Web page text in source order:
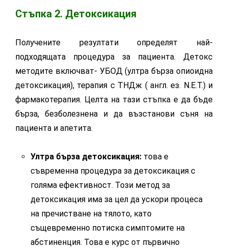
Стъпка 2. Детоксикация
Получените резултати определят най-
подходящата процедура за пациента. Детокс
методите включват- УБОД (ултра бърза опиоидна
детоксикация), терапия с ТНДж ( англ. ез. N.Е.Т.) и
фармакотерапия. Целта на тази стъпка е да бъде
бърза, безболезнена и да възстанови съня на
пациента и апетита.
Ултра бърза детоксикация: това е
съвременна процедура за детоксикация с
голяма ефективност. Този метод за
детоксикация има за цел да ускори процеса
на пречистване на тялото, като
същевременно потиска симптомите на
абстиненция. Това е курс от първично